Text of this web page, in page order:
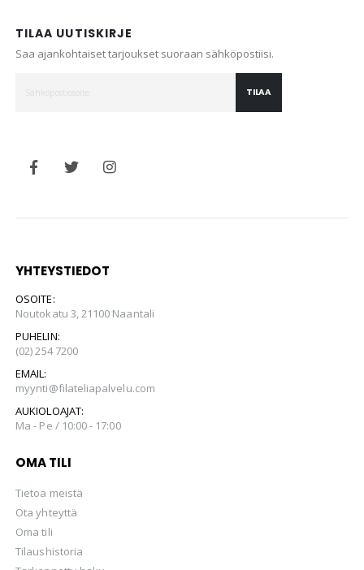
TILAA UUTISKIRJE
Saa ajankohtaiset tarjoukset suoraan sähköpostiisi.
TILAA
YHTEYSTIEDOT
OSOITE:
Noutokatu 3, 21100 Naantali
PUHELIN:
(02) 254 7200
EMAIL:
myynti@filateliapalvelu.com
AUKIOLOAJAT:
Ma - Pe / 10:00 - 17:00
OMA TILI
Tietoa meistä
Ota yhteyttä
Oma tili
Tilaushistoria